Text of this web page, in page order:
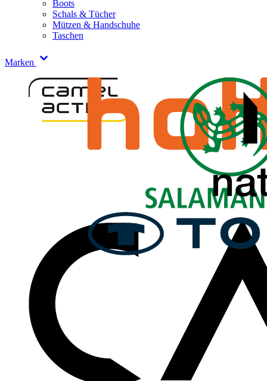
Boots
Schals & Tücher
Mützen & Handschuhe
Taschen
Marken